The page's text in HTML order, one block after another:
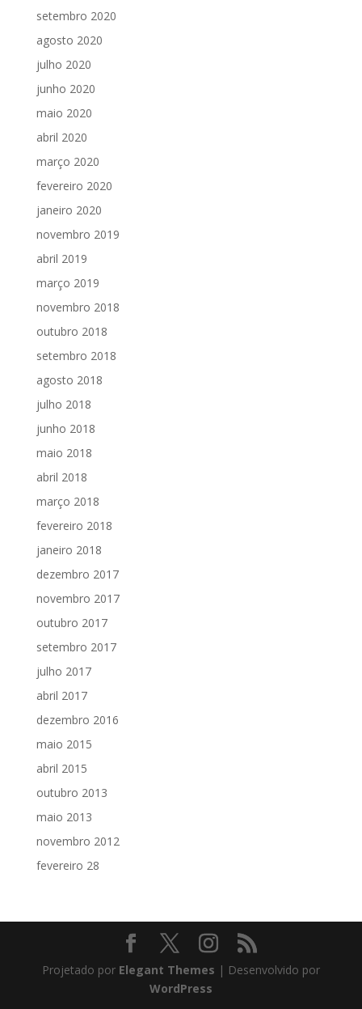
setembro 2020
agosto 2020
julho 2020
junho 2020
maio 2020
abril 2020
março 2020
fevereiro 2020
janeiro 2020
novembro 2019
abril 2019
março 2019
novembro 2018
outubro 2018
setembro 2018
agosto 2018
julho 2018
junho 2018
maio 2018
abril 2018
março 2018
fevereiro 2018
janeiro 2018
dezembro 2017
novembro 2017
outubro 2017
setembro 2017
julho 2017
abril 2017
dezembro 2016
maio 2015
abril 2015
outubro 2013
maio 2013
novembro 2012
fevereiro 28
Projetado por Elegant Themes | Desenvolvido por
WordPress